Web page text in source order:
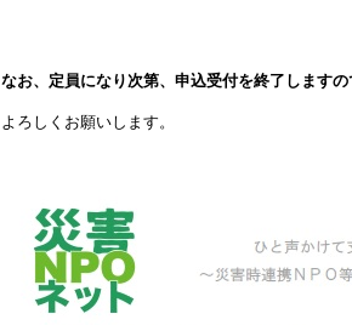
なお、定員になり次第、申込受付を終了しますの
よろしくお願いします。